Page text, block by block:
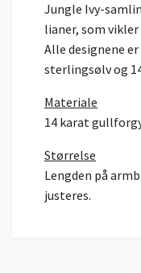
Jungle Ivy-
lianer, som
Alle designene
sterlingsølv og
Materiale
14 karat
Størrelse
Lengden på
justeres.